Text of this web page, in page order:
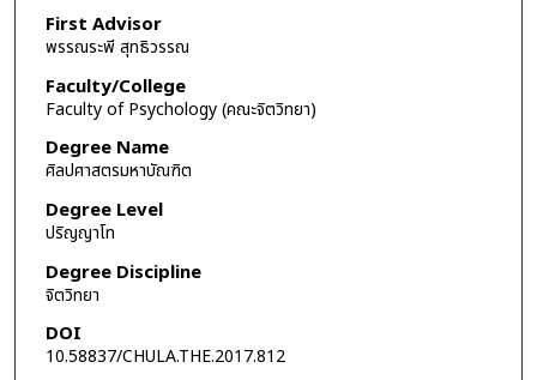
First Advisor
พรรณระพี สุทธิวรรณ
Faculty/College
Faculty of Psychology (คณะจิตวิทยา)
Degree Name
ศิลปศาสตรมหาบัณฑิต
Degree Level
ปริญญาโท
Degree Discipline
จิตวิทยา
DOI
10.58837/CHULA.THE.2017.812